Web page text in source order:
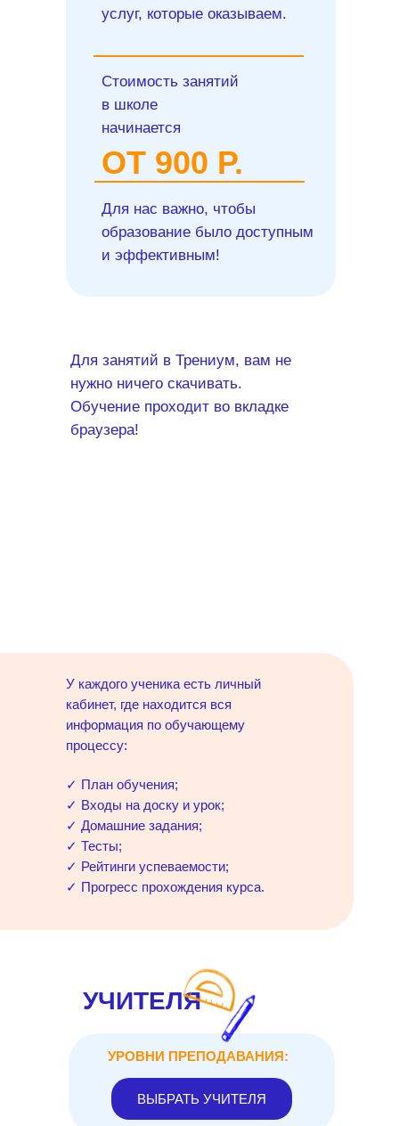
услуг, которые оказываем.
ОТ 900 Р.
Стоимость занятий
в школе
начинается
Для нас важно, чтобы
образование было доступным
и эффективным!
Для занятий в Трениум, вам не
нужно ничего скачивать.
Обучение проходит во вкладке
браузера!
✓ План обучения;
✓ Входы на доску и урок;
✓ Домашние задания;
✓ Тесты;
✓ Рейтинги успеваемости;
✓ Прогресс прохождения курса.
У каждого ученика есть личный
кабинет, где находится вся
информация по обучающему
процессу:
УЧИТЕЛЯ
УРОВНИ ПРЕПОДАВАНИЯ:
ВЫБРАТЬ УЧИТЕЛЯ